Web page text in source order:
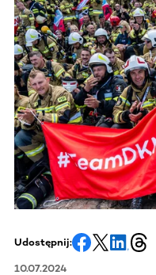
Udostępnij:
10.07.2024